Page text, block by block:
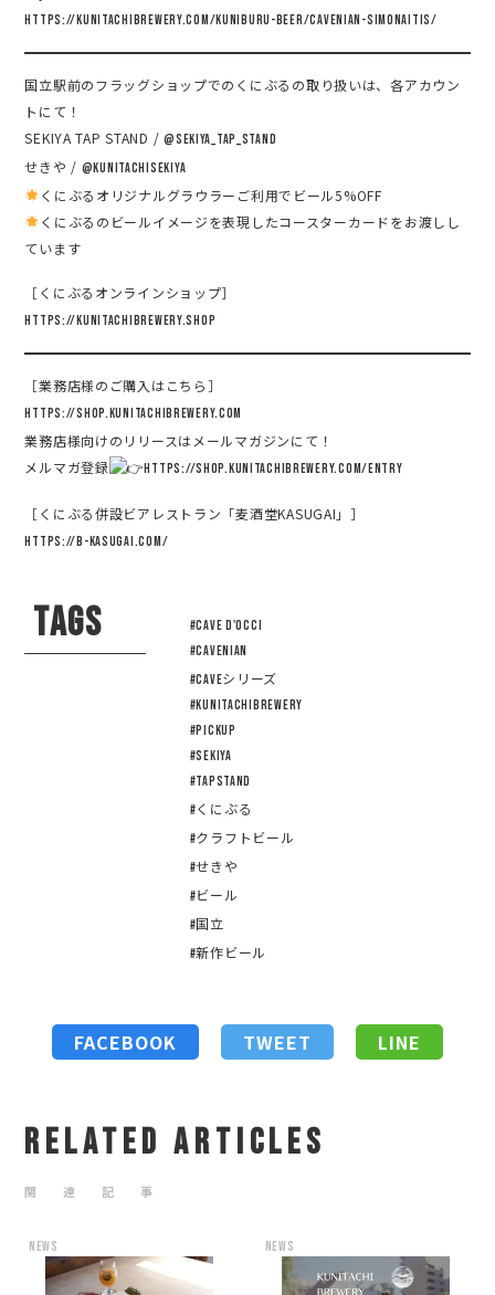
https://kunitachibrewery.com/kuniburu-beer/cavenian-simonaitis/
国立駅前のフラッグショップでのくにぶるの取り扱いは、各アカウン
トにて！
SEKIYA TAP STAND /@sekiya_tap_stand
せきや / @kunitachisekiya
くにぶるオリジナルグラウラーご利用でビール5%OFF
くにぶるのビールイメージを表現したコースターカードをお渡しし
ています
［くにぶるオンラインショップ］
https://kunitachibrewery.shop
［業務店様のご購入はこちら］
https://shop.kunitachibrewery.com
業務店様向けのリリースはメールマガジンにて！
メルマガ登録
https://shop.kunitachibrewery.com/entry
［くにぶる併設ビアレストラン「麦酒堂KASUGAI」］
https://b-kasugai.com/
TAGS
#CAVE D'OCCI
#Cavenian
#CAVEシリーズ
#KUNITACHIBREWERY
#pickup
#sekiya
#tapstand
#くにぶる
#クラフトビール
#せきや
#ビール
#国立
#新作ビール
FACEBOOK TWEET LINE
RELATED ARTICLES
関 連 記 事
news news